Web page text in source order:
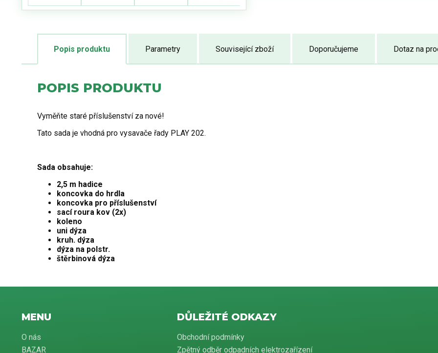
Popis produktu Parametry Související zboží Doporučujeme Dotaz na
POPIS PRODUKTU
Vyměňte staré příslušenství za nové!
Tato sada je vhodná pro vysavače řady PLAY 202.
Sada obsahuje:
2,5 m hadice
koncovka do hrdla
koncovka pro příslušenství
sací roura kov (2x)
koleno
uni dýza
kruh. dýza
dýza na polstr.
štěrbinová dýza
MENU
O nás
BAZAR
DŮLEŽITÉ ODKAZY
Obchodní podmínky
Zpětný odběr odpadních elektrozařízení